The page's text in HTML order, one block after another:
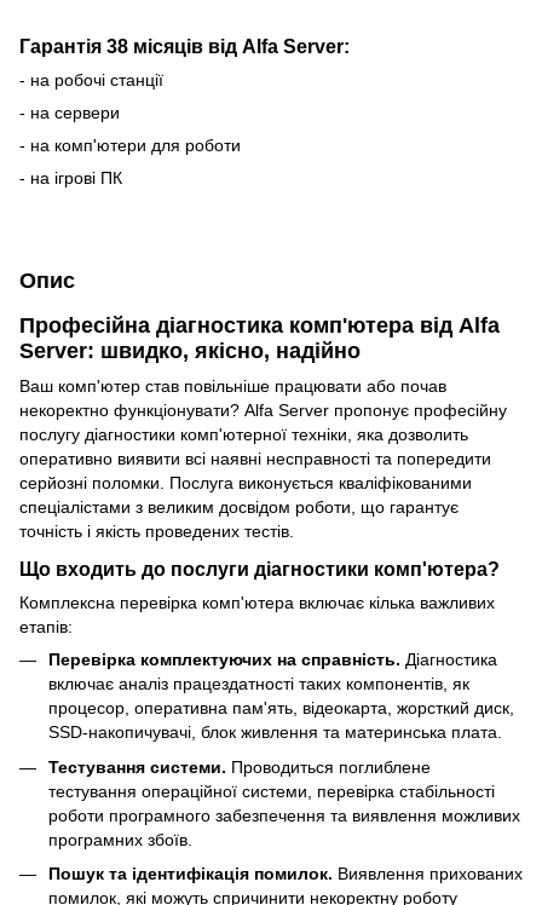
Гарантія 38 місяців від Alfa Server:
- на робочі станції
- на сервери
- на комп'ютери для роботи
- на ігрові ПК
Опис
Професійна діагностика комп'ютера від Alfa
Server: швидко, якісно, надійно
Ваш комп'ютер став повільніше працювати або почав
некоректно функціонувати? Alfa Server пропонує професійну
послугу діагностики комп'ютерної техніки, яка дозволить
оперативно виявити всі наявні несправності та попередити
серйозні поломки. Послуга виконується кваліфікованими
спеціалістами з великим досвідом роботи, що гарантує
точність і якість проведених тестів.
Що входить до послуги діагностики комп'ютера?
Комплексна перевірка комп'ютера включає кілька важливих
етапів:
Перевірка комплектуючих на справність. Діагностика
включає аналіз працездатності таких компонентів, як
процесор, оперативна пам'ять, відеокарта, жорсткий диск,
SSD-накопичувачі, блок живлення та материнська плата.
Тестування системи. Проводиться поглиблене
тестування операційної системи, перевірка стабільності
роботи програмного забезпечення та виявлення можливих
програмних збоїв.
Пошук та ідентифікація помилок. Виявлення прихованих
помилок, які можуть спричинити некоректну роботу